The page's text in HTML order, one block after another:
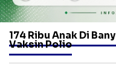
174 Ribu Anak Di
Vaksin Polio